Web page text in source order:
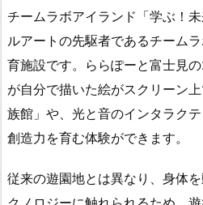
チームラボアイランド「学ぶ！
ルアートの先駆者であるチーム
育施設です。ららぽーと富士見
が自分で描いた絵がスクリーン
族館」や、光と音のインタラク
創造力を育む体験ができます。
従来の遊園地とは異なり、身体